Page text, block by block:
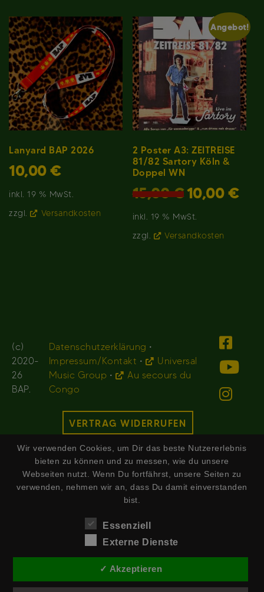
Lanyard BAP 2026
10,00 €
inkl. 19 % MwSt.
zzgl.
Versandkosten
Angebot!
2 Poster A3: ZEITREISE
81/82 Sartory Köln &
Doppel WN
15,00€ Ursprünglicher
Preis
war:
10,00 €Preis
inkl. 19 % MwSt.
zzgl.
Versandkosten
(c)
2020-
26
BAP.
Datenschutzerklärung •
Impressum/Kontakt •
Universal
Music Group •
Au secours du
Congo
VERTRAG WIDERRUFEN
Wir verwenden Cookies, um Dir das beste Nutzererlebnis
bieten zu können und zu messen, wie du unsere
Webseiten nutzt. Wenn Du fortfährst, unsere Seiten zu
verwenden, nehmen wir an, dass Du damit einverstanden
bist.
Essenziell
Externe Dienste
✓ Akzeptieren